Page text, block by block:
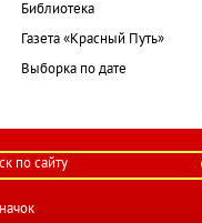
Библиотека
Газета «Красный Путь»
Выборка по дате